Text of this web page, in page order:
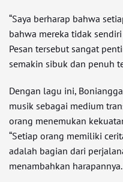
“Saya berharap bahwa
bahwa mereka tidak
Pesan tersebut sangat
semakin sibuk dan penuh
Dengan lagu ini,
musik sebagai medium
orang menemukan
“Setiap orang memiliki
adalah bagian dari
menambahkan harapannya.